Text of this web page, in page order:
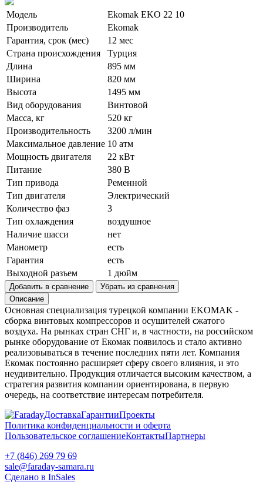
Модель
Ekomak EKO 22 10
Производитель
Ekomak
Гарантия, срок (мес)
12 мес
Страна происхождения
Турция
Длина
895 мм
Ширина
820 мм
Высота
1495 мм
Вид оборудования
Винтовой
Масса, кг
520 кг
Производительность
3200 л/мин
Максимальное давление 10 атм
Мощность двигателя
22 кВт
Питание
380 В
Тип привода
Ременной
Тип двигателя
Электрический
Количество фаз
3
Тип охлаждения
воздушное
Наличие шасси
нет
Манометр
есть
Гарантия
есть
Выходной разъем
1 дюйм
Добавить в сравнение
Убрать из сравнения
Описание
Основная специализация турецкой компании EKOMAK -
сборка винтовых компрессоров и осушителей сжатого
воздуха. На рынках стран СНГ и, в частности, на российском
рынке оборудование от Екомак появилось и стало активно
реализовываться в течение последних пяти лет. Компания
Екомак постоянно расширяет сферу своего влияния, и это
неудивительно. Продукция отличается высоким качеством, а
стратегия развития компании ориентирована, в первую
очередь, на соответствие интересам потребителя.
ДоставкаГарантииПроекты
Политика конфиденциальности и оферта
Пользовательское соглашениеКонтактыПартнеры
+7 (846) 269 79 69
sale@faraday-samara.ru
Сделано в InSales